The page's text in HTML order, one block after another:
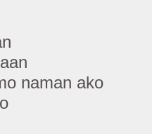
naman ako